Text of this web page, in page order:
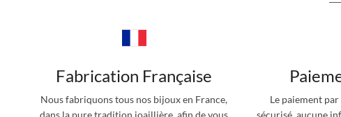
Fabrication Française
Nous fabriquons tous nos bijoux en France,
dans la pure tradition joaillière, afin de vous
Le paiement
sécurisé, aucune